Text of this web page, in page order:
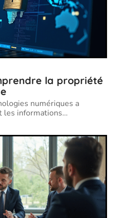
la propriété
numériques a
les informations…